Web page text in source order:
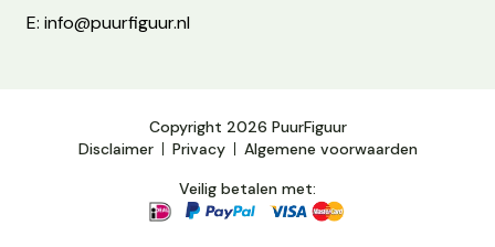
E: info@puurfiguur.nl
Copyright 2026 PuurFiguur
Disclaimer
Privacy
Algemene voorwaarden
Veilig betalen met: